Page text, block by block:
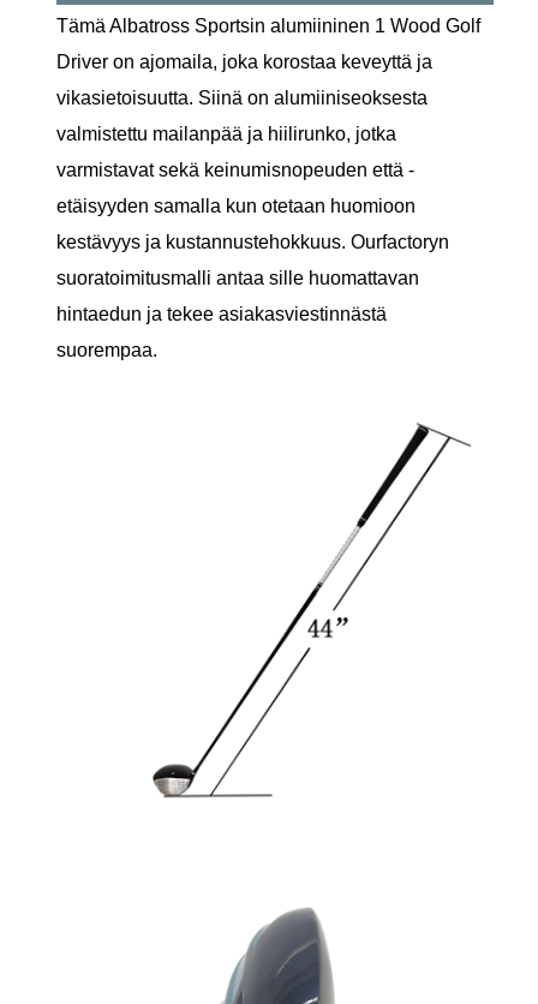
Tämä Albatross Sportsin alumiininen 1 Wood Golf
Driver on ajomaila, joka korostaa keveyttä ja
vikasietoisuutta. Siinä on alumiiniseoksesta
valmistettu mailanpää ja hiilirunko, jotka
varmistavat sekä keinumisnopeuden että -
etäisyyden samalla kun otetaan huomioon
kestävyys ja kustannustehokkuus. Ourfactoryn
suoratoimitusmalli antaa sille huomattavan
hintaedun ja tekee asiakasviestinnästä
suorempaa.